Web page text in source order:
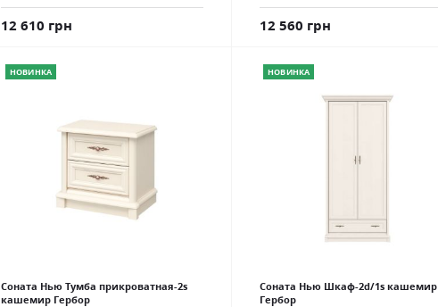
12 610 грн 12 560 грн
НОВИНКА
Соната Нью Тумба прикроватная-2s
кашемир Гербор
НОВИНКА
Соната Нью Шкаф-2d/1s кашемир
Гербор